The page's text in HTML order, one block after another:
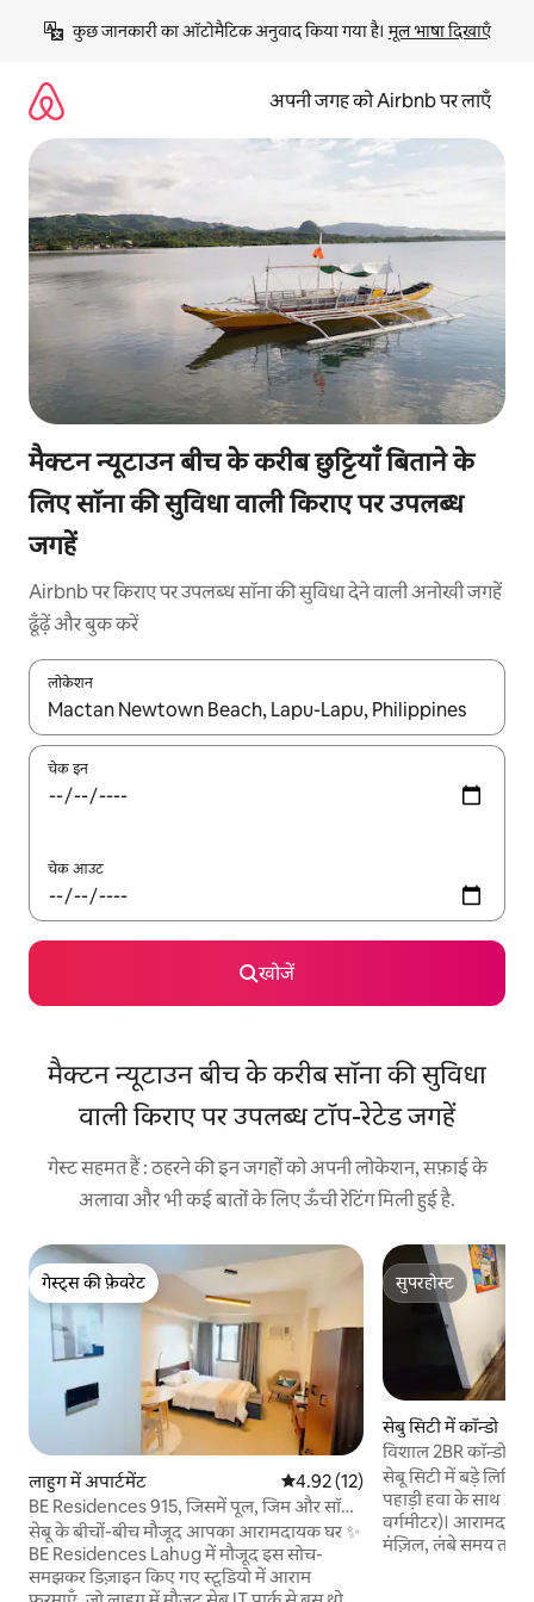
छोड़कर
कॉन्टेंट
कुछ जानकारी का ऑटोमैटिक अनुवाद किया गया है। मूल भाषा दिखाएँ
अपनी जगह को Airbnb पर लाएँ
मैक्टन न्यूटाउन बीच के करीब छुट्टियाँ बिताने के
लिए सॉना की सुविधा वाली किराए पर उपलब्ध
जगहें
Airbnb पर किराए पर उपलब्ध सॉना की सुविधा देने वाली अनोखी जगहें
ढूँढ़ें और बुक करें
लोकेशन
नतीजों के उपलब्ध होने पर, अप और डाउन 'ऐरो की' का इस्तेमाल करके नेविगेट
चेक इन
चेक आउट
खोजें
मैक्टन न्यूटाउन बीच के करीब सॉना की सुविधा
वाली किराए पर उपलब्ध टॉप-रेटेड जगहें
गेस्ट सहमत हैं : ठहरने की इन जगहों को अपनी लोकेशन, सफ़ाई के
अलावा और भी कई बातों के लिए ऊँची रेटिंग मिली हुई है.
गेस्ट्स की फ़ेवरेट
गेस्ट्स की फ़ेवरेट
लाहुग में अपार्टमेंट औसत रेटिंग 5 में से 4.92, 12 समीक्षाएँ
4.92 (12)
BE Residences 915, जिसमें पूल, जिम और सॉना
है
सेबू के बीचों-बीच मौजूद आपका आरामदायक घर ✨
BE Residences Lahug में मौजूद इस सोच-
समझकर डिज़ाइन किए गए स्टूडियो में आराम
सुपरहोस्ट
सुपरहोस्ट
सेबु सिटी में कॉन्डो
विशाल 2BR कॉन्डो
पार्किंग/ सॉना)
सेबू सिटी में बड़े
पहाड़ी हवा के साथ 2
वर्गमीटर)।
मंज़िल, लंबे समय तक